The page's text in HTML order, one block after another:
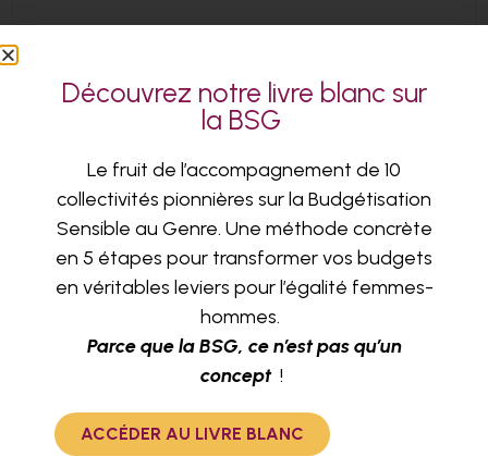
Ville de la Courneuve
Appui conseil à l’élaboration d’un diagnostic
et d’un plan d’action dans une démarche
participative
EN SAVOIR PLUS
Découvrez notre livre blanc sur
la BSG
Le fruit de l’accompagnement de 10
collectivités pionnières sur la Budgétisation
Sensible au Genre. Une méthode concrète
en 5 étapes pour transformer vos budgets
en véritables leviers pour l’égalité femmes-
hommes.
Parce que la BSG, ce n’est pas qu’un
concept!
ACCÉDER AU LIVRE BLANC